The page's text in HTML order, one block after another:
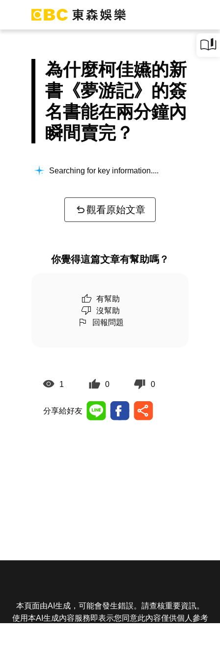
為什麼柯佳嬿的新
書《夢游記》的簽
名書能在兩分鐘內
瞬間賣完？
Searching for key information...
觀看原始文章
你覺得這篇文章有幫助嗎？
有幫助
沒幫助
回報問題
1 0 0
分享給好友
本頁面由AI生成，可能會發生錯誤。請查核重要資訊。
使用本AI生成內容服務即表示您同意此內容僅供個人參考